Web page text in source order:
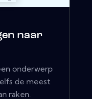
naar
onderwerp
de meest
raken.